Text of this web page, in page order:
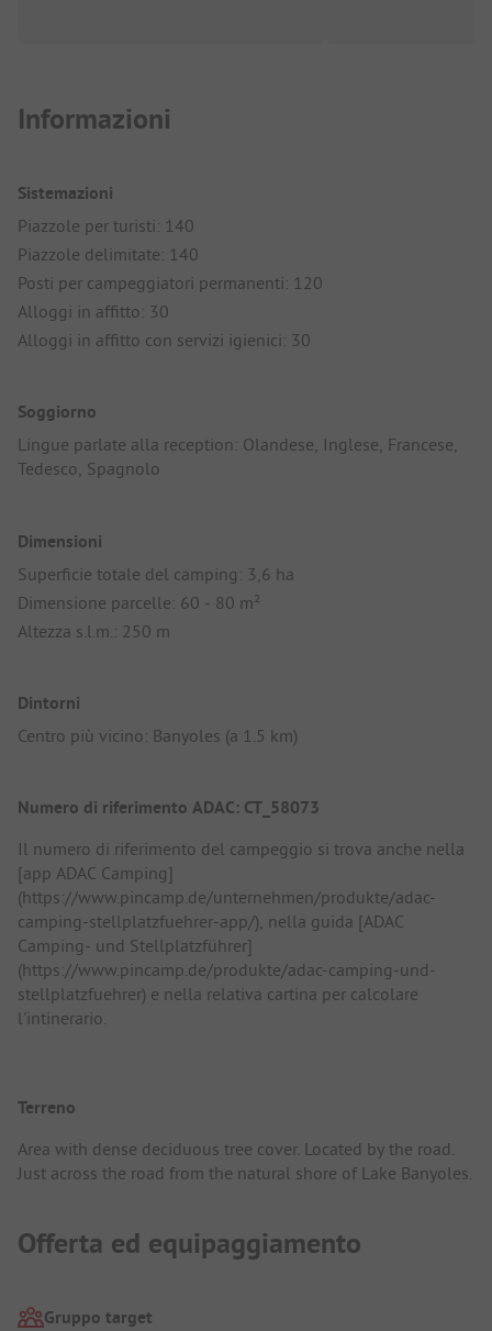
Informazioni
Sistemazioni
Piazzole per turisti: 140
Piazzole delimitate: 140
Posti per campeggiatori permanenti: 120
Alloggi in affitto: 30
Alloggi in affitto con servizi igienici: 30
Soggiorno
Lingue parlate alla reception: Olandese, Inglese, Francese,
Tedesco, Spagnolo
Dimensioni
Superficie totale del camping: 3,6 ha
Dimensione parcelle: 60 - 80 m²
Altezza s.l.m.: 250 m
Dintorni
Centro più vicino: Banyoles (a 1.5 km)
Numero di riferimento ADAC: CT_58073
Il numero di riferimento del campeggio si trova anche nella
[app ADAC Camping]
(https://www.pincamp.de/unternehmen/produkte/adac-
camping-stellplatzfuehrer-app/), nella guida [ADAC
Camping- und Stellplatzführer]
(https://www.pincamp.de/produkte/adac-camping-und-
stellplatzfuehrer) e nella relativa cartina per calcolare
l'intinerario.
Terreno
Area with dense deciduous tree cover. Located by the road.
Just across the road from the natural shore of Lake Banyoles.
Offerta ed equipaggiamento
Gruppo target